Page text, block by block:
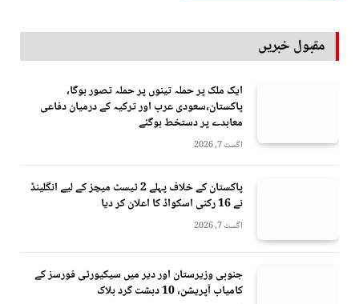
مقبول خبریں
ایک ملک پر حملہ تینوں پر حملہ تصور ہوگا،
پاکستان،سعودی عرب اور ترکیہ کے درمیان دفاعی
معاہدے پر دستخط ہوگئے
اگست 7, 2026
پاکستان کے خلاف پہلے 2 ٹیسٹ میچز کے لیے انگلینڈ
نے 16 رکنی اسکواڈ کا اعلان کر دیا
اگست 7, 2026
جنوبی وزیرستان اور دیر میں سیکیورٹی فورسز کے
کامیاب آپریشن، 10 دہشت گرد ہلاک